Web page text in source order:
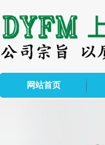
网站首页